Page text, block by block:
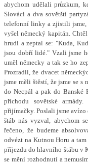
abychom udělali průzkum,
Slováci a dva sovětští
telefonní linky a zjistili jsme,
vyšel německý kapitán.
hrudi a zeptal se: "Kuda,
jsou dobří lidé." Vzali jsme
uměl německy a tak se ho
Prozradil, že dvacet
jsme měli štěstí, že jsme se
do Necpál a pak do Banské
příchodu sovětské
přijímačky. Poslali jsme
štáb nás vyzval, abychom
řečeno, že budeme
odvézt na Kutnou Horu a
příjezdu do hlavního štábu v
se mění rozhodnutí a